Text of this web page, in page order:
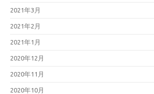
2021年3月
2021年2月
2021年1月
2020年12月
2020年11月
2020年10月